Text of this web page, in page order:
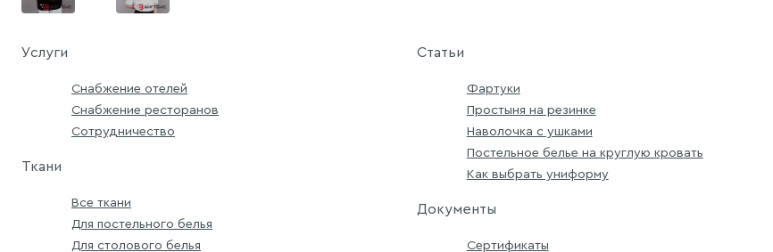
Услуги
Снабжение отелей
Снабжение ресторанов
Сотрудничество
Ткани
Все ткани
Для постельного белья
Для столового белья
Статьи
Фартуки
Простыня на резинке
Наволочка с ушками
Постельное белье на круглую кровать
Как выбрать униформу
Документы
Сертификаты